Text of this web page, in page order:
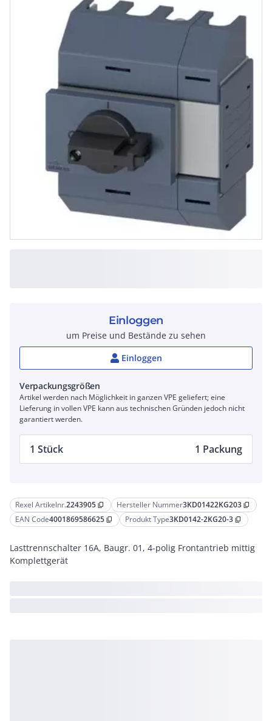
Rexel Artikelnr.2243905 content_copy Hersteller Nummer3KD01422KG203 content_copy
EAN Code4001869586625 content_copy Produkt Type3KD0142-2KG20-3 content_copy
Lasttrennschalter 16A, Baugr. 01, 4-polig Frontantrieb mittig
Komplettgerät
Einloggen
um Preise und Bestände zu sehen
Einloggen
Verpackungsgrößen
Artikel werden nach Möglichkeit in ganzen VPE geliefert; eine
Lieferung in vollen VPE kann aus technischen Gründen jedoch nicht
garantiert werden.
1 Stück 1 Packung